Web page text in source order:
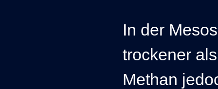
In der
trockener
Methan